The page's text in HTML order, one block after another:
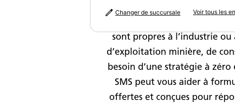
Bien que le mouvement vers
similaires en matière de
sont propres à l’industrie
d’exploitation minière, de
besoin d’une stratégie à
SMS peut vous aider à
offertes et conçues pour
Changer de succursale Voir tous les